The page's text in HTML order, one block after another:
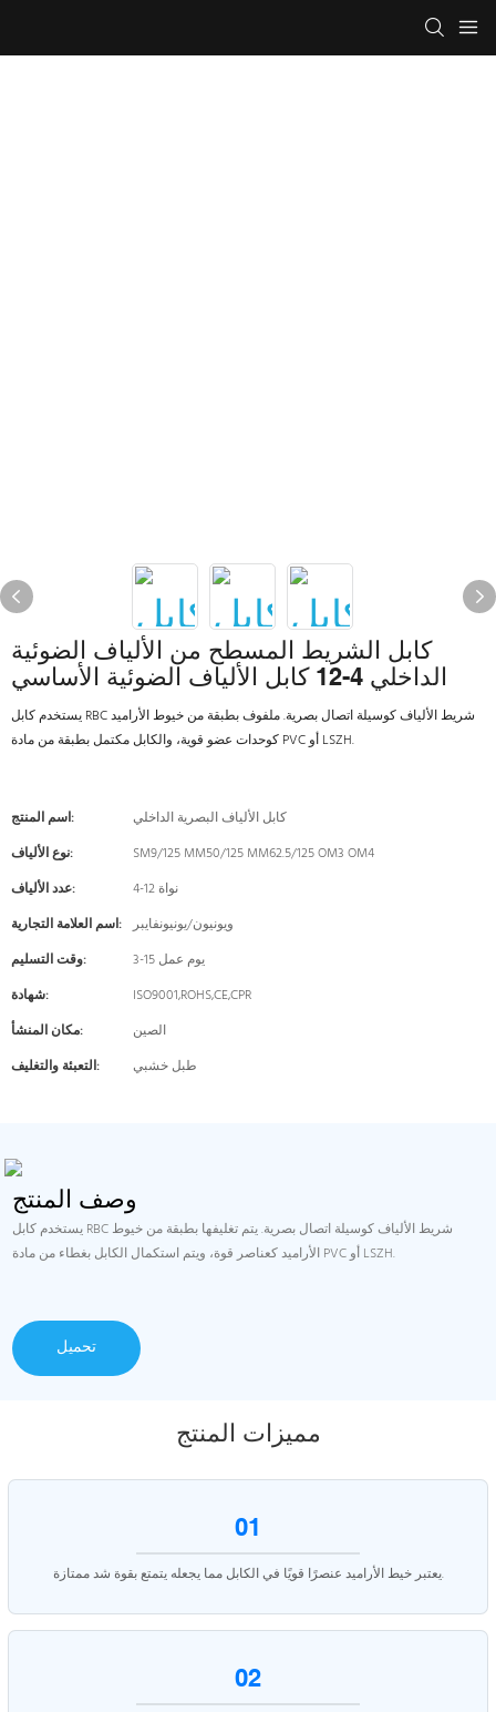
كابل الشريط المسطح من الألياف الضوئية
الداخلي 4-12 كابل الألياف الضوئية الأساسي
يستخدم كابل RBC شريط الألياف كوسيلة اتصال بصرية. ملفوف بطبقة من خيوط الأراميد
كوحدات عضو قوية، والكابل مكتمل بطبقة من مادة PVC أو LSZH.
اسم المنتج:
كابل الألياف البصرية الداخلي
نوع الألياف:
SM9/125 MM50/125 MM62.5/125 OM3 OM4
عدد الألياف:
4-12 نواة
اسم العلامة التجارية: ويونيون/يونيونفايبر
وقت التسليم:
3-15 يوم عمل
شهادة:
ISO9001,ROHS,CE,CPR
مكان المنشأ:
الصين
التعبئة والتغليف:
طبل خشبي
وصف المنتج
يستخدم كابل RBC شريط الألياف كوسيلة اتصال بصرية. يتم تغليفها بطبقة من خيوط
الأراميد كعناصر قوة، ويتم استكمال الكابل بغطاء من مادة PVC أو LSZH.
تحميل
مميزات المنتج
01
يعتبر خيط الأراميد عنصرًا قويًا في الكابل مما يجعله يتمتع بقوة شد ممتازة.
02